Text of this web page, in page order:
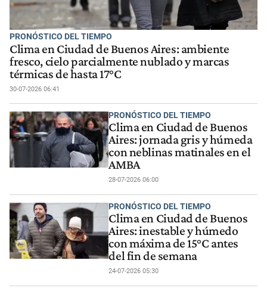
PRONÓSTICO DEL TIEMPO
Clima en Ciudad de Buenos Aires: ambiente
fresco, cielo parcialmente nublado y marcas
térmicas de hasta 17°C
30-07-2026 06:41
PRONÓSTICO DEL TIEMPO
Clima en Ciudad de Buenos
Aires: jornada gris y húmeda
con neblinas matinales en el
AMBA
28-07-2026 06:00
PRONÓSTICO DEL TIEMPO
Clima en Ciudad de Buenos
Aires: inestable y húmedo
con máxima de 15°C antes
del fin de semana
24-07-2026 05:30